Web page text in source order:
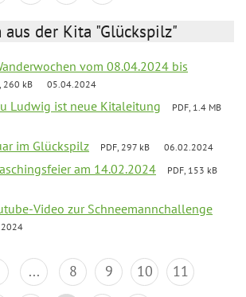
der Kita "Glückspilz"
vom 08.04.2024 bis
260 kB 05.04.2024
Ludwig ist neue Kitaleitung
PDF, 1.4 MB
im Glückspilz PDF, 297 kB 06.02.2024
am 14.02.2024
PDF, 153 kB
Video zur Schneemannchallenge
... 8 9 10
11